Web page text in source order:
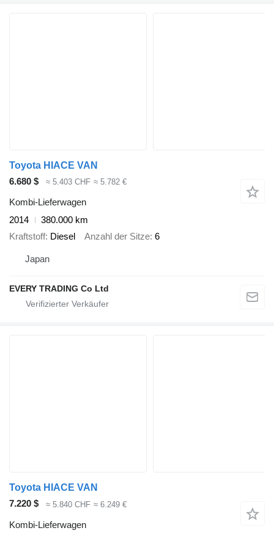
Toyota HIACE VAN
6.680 $
≈ 5.403 CHF ≈ 5.782 €
Kombi-Lieferwagen
2014
380.000 km
Kraftstoff Diesel Anzahl der Sitze 6
Japan
EVERY TRADING Co Ltd
Toyota HIACE VAN
7.220 $
≈ 5.840 CHF ≈ 6.249 €
Kombi-Lieferwagen